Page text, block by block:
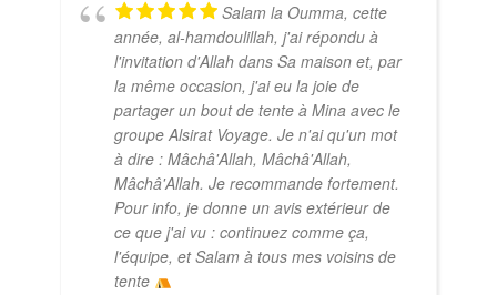
Salam la Oumma, cette
année, al-hamdoulillah, j'ai répondu à
l'invitation d'Allah dans Sa maison et, par
la même occasion, j'ai eu la joie de
partager un bout de tente à Mina avec le
groupe Alsirat Voyage. Je n'ai qu'un mot
à dire : Mâchâ'Allah, Mâchâ'Allah,
Mâchâ'Allah. Je recommande fortement.
Pour info, je donne un avis extérieur de
ce que j'ai vu : continuez comme ça,
l'équipe, et Salam à tous mes voisins de
tente